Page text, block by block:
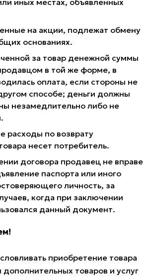
иных местах, объявленных
на акции, подлежат обмену
основаниях.
за товар денежной суммы
в той же форме, в
оплата, если стороны не
способе; деньги должны
незамедлительно либо не
расходы по возврату
несет потребитель.
договора продавец не вправе
паспорта или иного
личность, за
когда при заключении
данный документ.
приобретение товара
товаров и услуг